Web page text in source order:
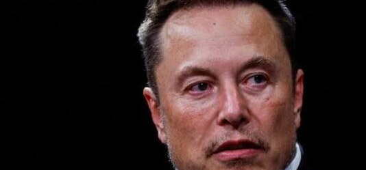
Prasanna Venkatesh Nov 18, 2023
யூத எதிர்ப்பு குறித்த கருத்துக்களைஎலான் மஸ்க்
மாளிகையின் செய்தித் தொடர்பாளர் ஆண்ட்ரூ
சில நாட்களுக்கு முன்பு எக்ஸ் தளத்தில்,
பதிவிட்ட பதிவுக்கு, மறுமொழியில் யூத
யூத எதிர்ப்பு கருத்து பதிவிட்ட எக்ஸ்